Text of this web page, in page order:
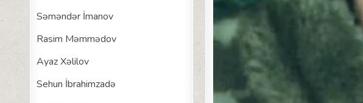
Səməndər İmanov
Rasim Məmmədov
Ayaz Xəlilov
Sehun İbrahimzadə